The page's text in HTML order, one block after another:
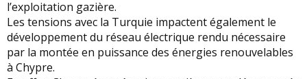
l’exploitation gazière.
Les tensions avec la Turquie impactent également le
développement du réseau électrique rendu nécessaire
par la montée en puissance des énergies renouvelables
à Chypre.